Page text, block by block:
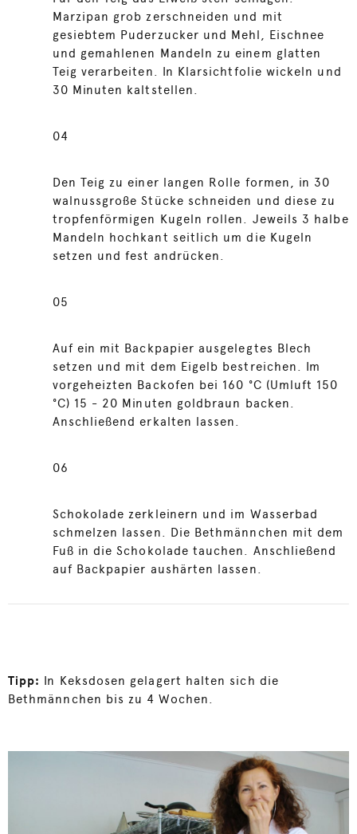
Marzipan grob zerschneiden und mit
gesiebtem Puderzucker und Mehl, Eischnee
und gemahlenen Mandeln zu einem glatten
Teig verarbeiten. In Klarsichtfolie wickeln und
30 Minuten kaltstellen.
04
Den Teig zu einer langen Rolle formen, in 30
walnussgroße Stücke schneiden und diese zu
tropfenförmigen Kugeln rollen. Jeweils 3 halbe
Mandeln hochkant seitlich um die Kugeln
setzen und fest andrücken.
05
Auf ein mit Backpapier ausgelegtes Blech
setzen und mit dem Eigelb bestreichen. Im
vorgeheizten Backofen bei 160 °C (Umluft 150
°C) 15 - 20 Minuten goldbraun backen.
Anschließend erkalten lassen.
06
Schokolade zerkleinern und im Wasserbad
schmelzen lassen. Die Bethmännchen mit dem
Fuß in die Schokolade tauchen. Anschließend
auf Backpapier aushärten lassen.
Tipp:
In Keksdosen gelagert halten sich die
Bethmännchen bis zu 4 Wochen.